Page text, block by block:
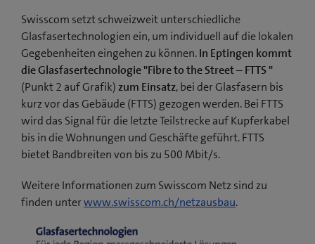
Swisscom setzt schweizweit unterschiedliche
Glasfasertechnologien ein, um individuell auf die lokalen
Gegebenheiten eingehen zu können.In Eptingen kommt
die Glasfasertechnologie "Fibre to the Street – FTTS "
(Punkt 2 auf Grafik)zum Einsatz, bei der Glasfasern bis
kurz vor das Gebäude (FTTS) gezogen werden. Bei FTTS
wird das Signal für die letzte Teilstrecke auf Kupferkabel
bis in die Wohnungen und Geschäfte geführt. FTTS
bietet Bandbreiten von bis zu 500 Mbit/s.
Weitere Informationen zum Swisscom Netz sind zu
finden unterwww.swisscom.ch/netzausbau.